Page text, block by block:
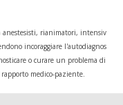
rianimatori,
incoraggiare l'autodiagnosi o
o curare un problema di
medico-paziente.